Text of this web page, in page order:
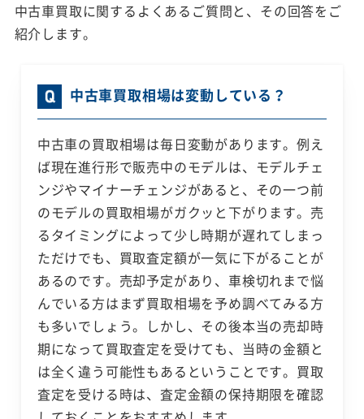
中古車買取に関するよくあるご質問と、その回答をご
紹介します。
中古車買取相場は変動している？
中古車の買取相場は毎日変動があります。例え
ば現在進行形で販売中のモデルは、モデルチェ
ンジやマイナーチェンジがあると、その一つ前
のモデルの買取相場がガクッと下がります。売
るタイミングによって少し時期が遅れてしまっ
ただけでも、買取査定額が一気に下がることが
あるのです。売却予定があり、車検切れまで悩
んでいる方はまず買取相場を予め調べてみる方
も多いでしょう。しかし、その後本当の売却時
期になって買取査定を受けても、当時の金額と
は全く違う可能性もあるということです。買取
査定を受ける時は、査定金額の保持期限を確認